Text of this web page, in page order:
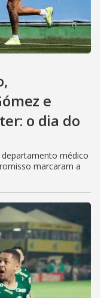
e
o dia do
médico
marcaram a